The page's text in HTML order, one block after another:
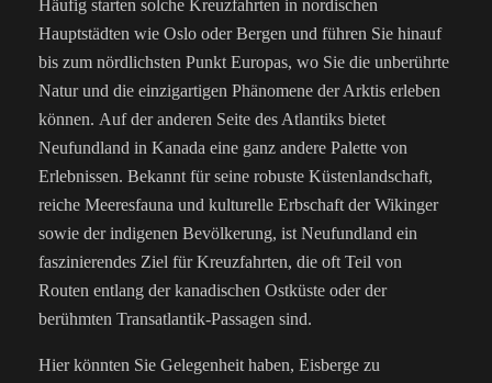
Häufig starten solche Kreuzfahrten in nordischen
Hauptstädten wie Oslo oder Bergen und führen Sie hinauf
bis zum nördlichsten Punkt Europas, wo Sie die unberührte
Natur und die einzigartigen Phänomene der Arktis erleben
können. Auf der anderen Seite des Atlantiks bietet
Neufundland in Kanada eine ganz andere Palette von
Erlebnissen. Bekannt für seine robuste Küstenlandschaft,
reiche Meeresfauna und kulturelle Erbschaft der Wikinger
sowie der indigenen Bevölkerung, ist Neufundland ein
faszinierendes Ziel für Kreuzfahrten, die oft Teil von
Routen entlang der kanadischen Ostküste oder der
berühmten Transatlantik-Passagen sind.
Hier könnten Sie Gelegenheit haben, Eisberge zu